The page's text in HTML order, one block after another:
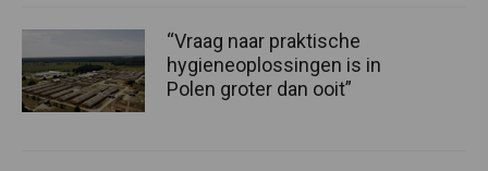
“Vraag naar praktische
hygieneoplossingen is in
Polen groter dan ooit”